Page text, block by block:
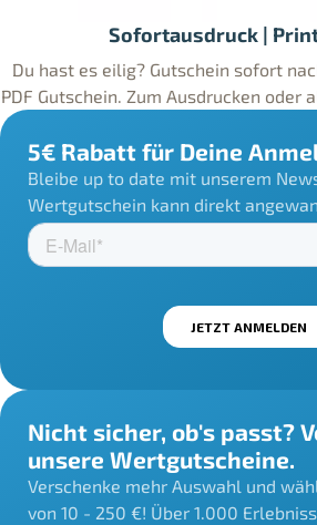
Sofortausdruck |
Du hast es eilig? Gutschein sofort
PDF Gutschein. Zum Ausdrucken oder
5€ Rabatt für Deine
Bleibe up to date mit unserem
Wertgutschein kann direkt
Nicht sicher, ob's passt?
unsere Wertgutscheine.
Verschenke mehr Auswahl und
von 10 - 250 €! Über 1.000